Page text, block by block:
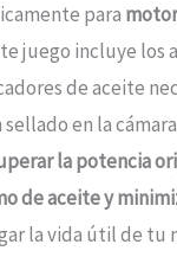
para
juego incluye los
de aceite
en la
la potencia
de aceite y
la vida útil de tu